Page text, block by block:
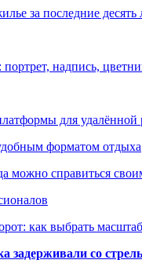
за последние десять
надпись,
для удалённой
форматом отдыха
можно справиться
как выбрать
задерживали со